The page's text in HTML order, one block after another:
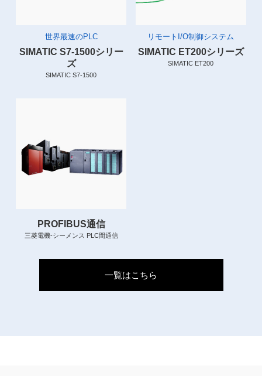
世界最速のPLC
SIMATIC S7-1500シリー
ズ
SIMATIC S7-1500
リモートI/O制御システム
SIMATIC ET200シリーズ
SIMATIC ET200
PROFIBUS通信
三菱電機-シーメンス PLC間通信
一覧はこちら